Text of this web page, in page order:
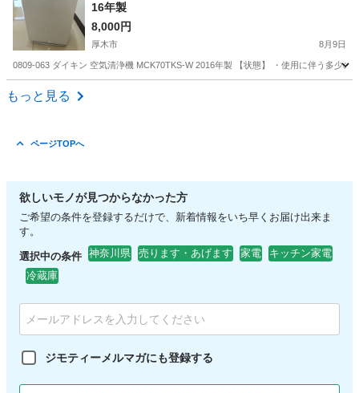
16年製
8,000円
厚木市 8月9日
0809-063 ダイキン 空気清浄機 MCK70TKS-W 2016年製 【状態】 ・使用に伴う多少
神奈川 厚木市
もっと見る
ページTOPへ
欲しいモノが見つからなかった方
ご希望の条件を登録するだけで、新着情報をいち早くお届け出来ま
す。
選択中の条件 神奈川県 売ります・あげます 家電
キッチン家電
冷蔵庫
ジモティーメルマガにも登録する